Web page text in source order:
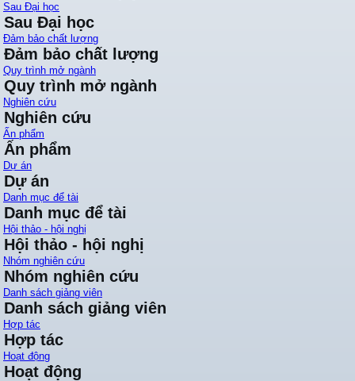
Sau Đại học
Sau Đại học
Đảm bảo chất lượng
Đảm bảo chất lượng
Quy trình mở ngành
Quy trình mở ngành
Nghiên cứu
Nghiên cứu
Ấn phẩm
Ấn phẩm
Dự án
Dự án
Danh mục để tài
Danh mục để tài
Hội thảo - hội nghị
Hội thảo - hội nghị
Nhóm nghiên cứu
Nhóm nghiên cứu
Danh sách giảng viên
Danh sách giảng viên
Hợp tác
Hợp tác
Hoạt động
Hoạt động